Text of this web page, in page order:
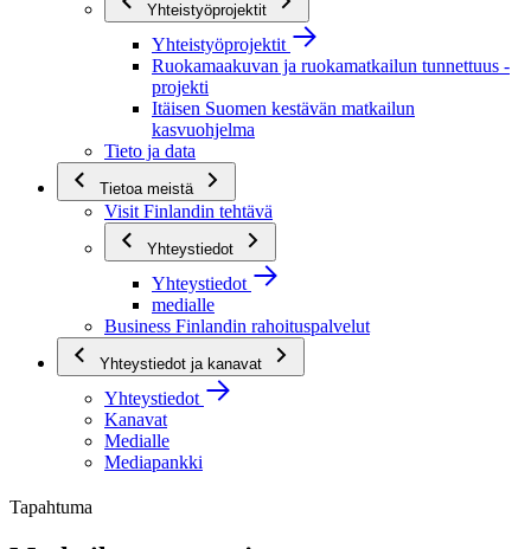
Yhteistyöprojektit
Yhteistyöprojektit
Ruokamaakuvan ja ruokamatkailun tunnettuus -
projekti
Itäisen Suomen kestävän matkailun
kasvuohjelma
Tieto ja data
Tietoa meistä
Visit Finlandin tehtävä
Yhteystiedot
Yhteystiedot
medialle
Business Finlandin rahoituspalvelut
Yhteystiedot ja kanavat
Yhteystiedot
Kanavat
Medialle
Mediapankki
Tapahtuma